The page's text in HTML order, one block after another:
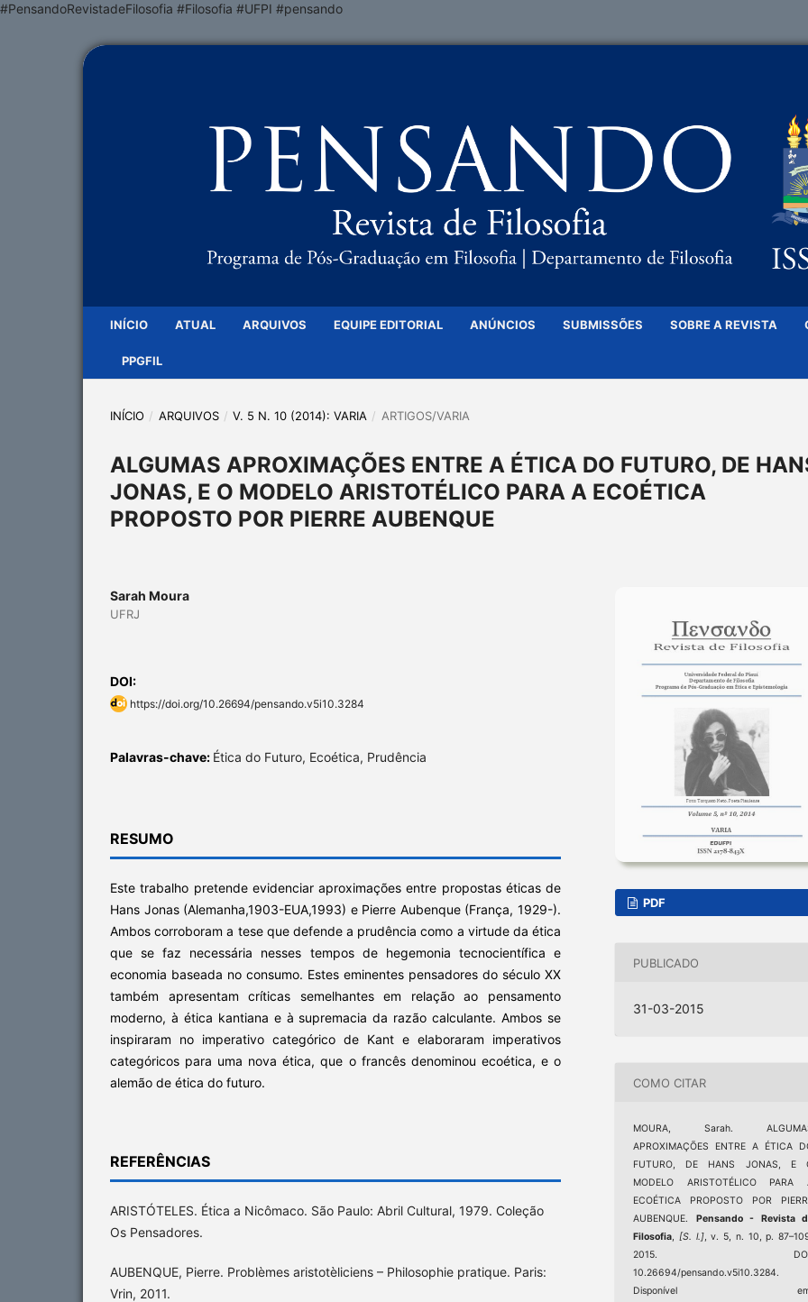
#PensandoRevistadeFilosofia #Filosofia #UFPI #pensando
INÍCIO ATUAL ARQUIVOS EQUIPE EDITORIAL ANÚNCIOS SUBMISSÕES SOBRE A REVISTA
PPGFIL
INÍCIO / ARQUIVOS / V. 5 N. 10 (2014): VARIA / ARTIGOS/VARIA
ALGUMAS APROXIMAÇÕES ENTRE A ÉTICA DO FUTURO, DE
JONAS, E O MODELO ARISTOTÉLICO PARA A ECOÉTICA
PROPOSTO POR PIERRE AUBENQUE
Sarah Moura
UFRJ
DOI:
https://doi.org/10.26694/pensando.v5i10.3284
Palavras-chave: Ética do Futuro, Ecoética, Prudência
RESUMO
Este trabalho pretende evidenciar aproximações entre propostas éticas de
Hans Jonas (Alemanha,1903-EUA,1993) e Pierre Aubenque (França, 1929-).
Ambos corroboram a tese que defende a prudência como a virtude da ética
que se faz necessária nesses tempos de hegemonia tecnocientífica e
economia baseada no consumo. Estes eminentes pensadores do século XX
também apresentam críticas semelhantes em relação ao pensamento
moderno, à ética kantiana e à supremacia da razão calculante. Ambos se
inspiraram no imperativo categórico de Kant e elaboraram imperativos
categóricos para uma nova ética, que o francês denominou ecoética, e o
alemão de ética do futuro.
REFERÊNCIAS
ARISTÓTELES. Ética a Nicômaco. São Paulo: Abril Cultural, 1979. Coleção
Os Pensadores.
AUBENQUE, Pierre. Problèmes aristotèliciens – Philosophie pratique. Paris:
Vrin, 2011.
PDF
PUBLICADO
31-03-2015
COMO CITAR
MOURA, Sarah.
APROXIMAÇÕES ENTRE A ÉTICA
FUTURO, DE HANS JONAS, E
MODELO ARISTOTÉLICO PARA
ECOÉTICA PROPOSTO POR
AUBENQUE. Pensando - Revista
Filosofia, [S. l.], v. 5, n. 10, p.
2015.
10.26694/pensando.v5i10.3284.
Disponível